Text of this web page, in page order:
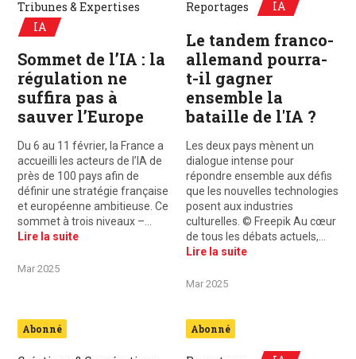
Tribunes & Expertises
IA
Sommet de l’IA : la
régulation ne
suffira pas à
sauver l’Europe
Du 6 au 11 février, la France a
accueilli les acteurs de l’IA de
près de 100 pays afin de
définir une stratégie française
et européenne ambitieuse. Ce
sommet à trois niveaux –…
Lire la suite
Mar 2025
Reportages IA
Le tandem franco-
allemand pourra-
t-il gagner
ensemble la
bataille de l'IA ?
Les deux pays mènent un
dialogue intense pour
répondre ensemble aux défis
que les nouvelles technologies
posent aux industries
culturelles. © Freepik Au cœur
de tous les débats actuels,…
Lire la suite
Mar 2025
Abonné Abonné